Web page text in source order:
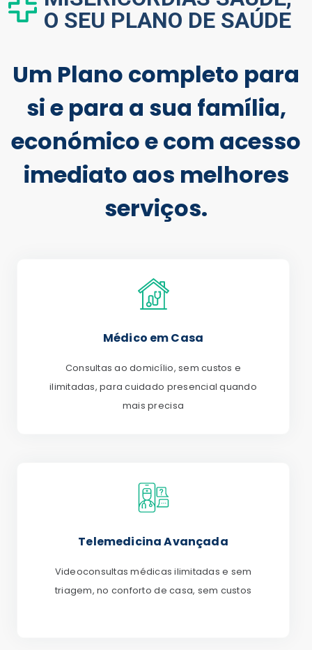
O SEU PLANO DE SAÚDE
Um Plano completo para
si e para a sua família,
económico e com acesso
imediato aos melhores
serviços.
Médico em Casa
Consultas ao domicílio, sem custos e
ilimitadas, para cuidado presencial quando
mais precisa
Telemedicina Avançada
Videoconsultas médicas ilimitadas e sem
triagem, no conforto de casa, sem custos